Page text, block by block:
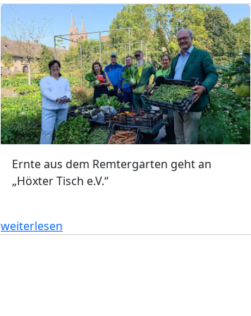
Ernte aus dem Remtergarten geht an
„Höxter Tisch e.V.“
weiterlesen